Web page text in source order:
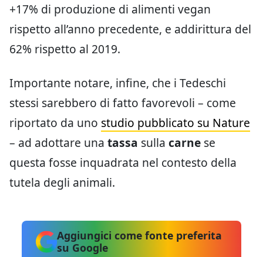
+17% di produzione di alimenti vegan
rispetto all’anno precedente, e addirittura del
62% rispetto al 2019.
Importante notare, infine, che i Tedeschi
stessi sarebbero di fatto favorevoli – come
riportato da uno studio pubblicato su Nature
– ad adottare una tassa sulla carne se
questa fosse inquadrata nel contesto della
tutela degli animali.
Aggiungici come fonte preferita
su Google